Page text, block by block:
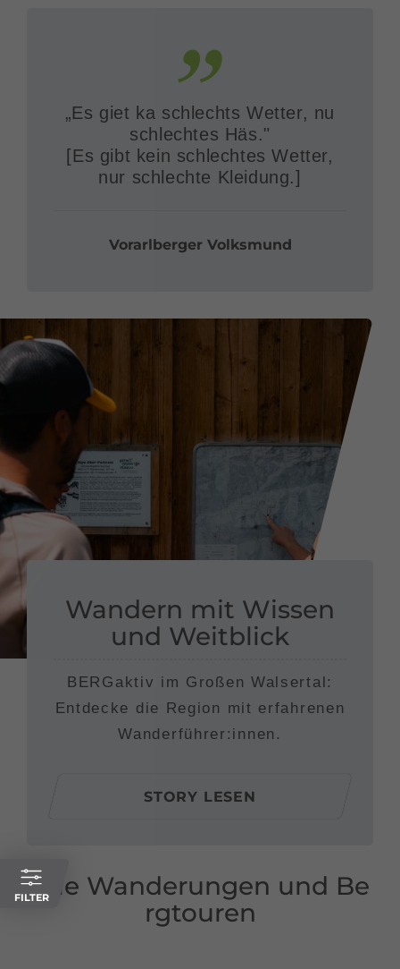
„Es giet ka schlechts Wetter, nu
schlechtes Häs."
[Es gibt kein schlechtes Wetter,
nur schlechte Kleidung.]
Vorarlberger Volksmund
Wandern mit Wissen
und Weitblick
BERGaktiv im Großen Walsertal:
Entdecke die Region mit erfahrenen
Wanderführer:innen.
STORY LESEN
Alle Wanderungen und Be
rgtouren
FILTER